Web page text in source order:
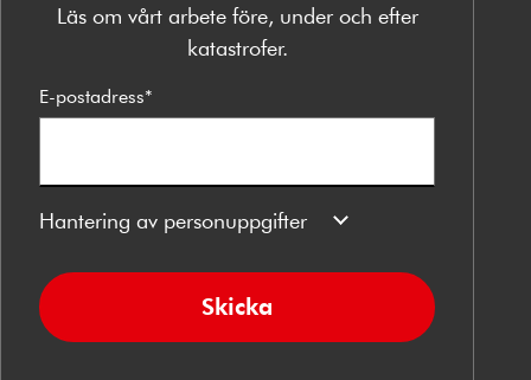
Läs om vårt arbete före, under och efter
katastrofer.
E-postadress*
Hantering av personuppgifter
Skicka